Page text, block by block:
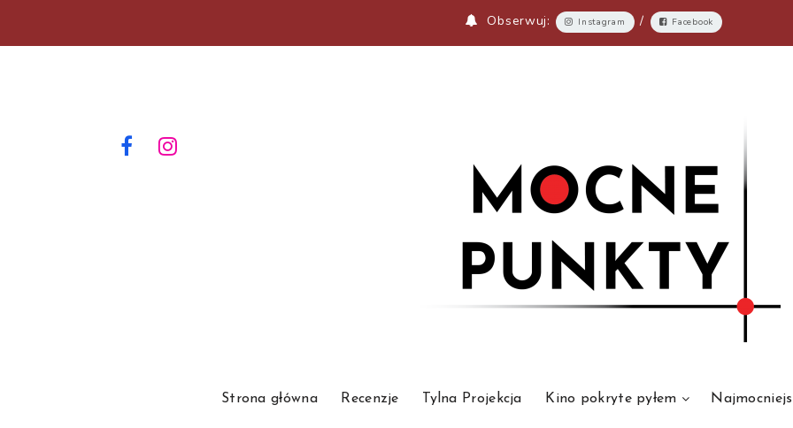
Obserwuj: Instagram / Facebook
Strona główna Recenzje Tylna Projekcja Kino pokryte pyłem